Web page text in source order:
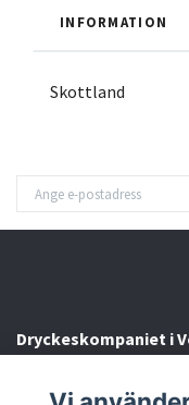
INFORMATION
Skottland
Dryckeskompaniet i
Kontakta oss